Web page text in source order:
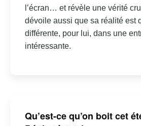
l’écran… et révèle une vérité
dévoile aussi que sa réalité est
différente, pour lui, dans une
intéressante.
Qu’est-ce qu’on boit cet